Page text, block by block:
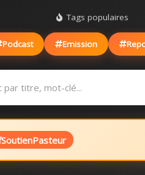
Tags populaires
Podcast Emission